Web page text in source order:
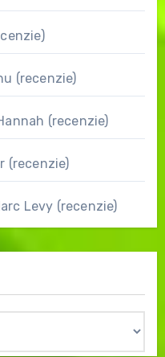
(recenzie)
(recenzie)
(recenzie)
Levy (recenzie)